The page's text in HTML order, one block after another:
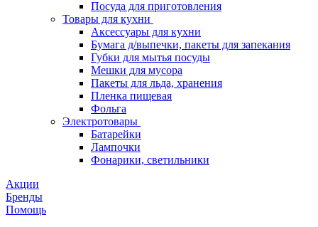
Посуда для приготовления
Товары для кухни
Аксессуары для кухни
Бумага д/выпечки, пакеты для запекания
Губки для мытья посуды
Мешки для мусора
Пакеты для льда, хранения
Пленка пищевая
Фольга
Электротовары
Батарейки
Лампочки
Фонарики, светильники
Акции
Бренды
Помощь